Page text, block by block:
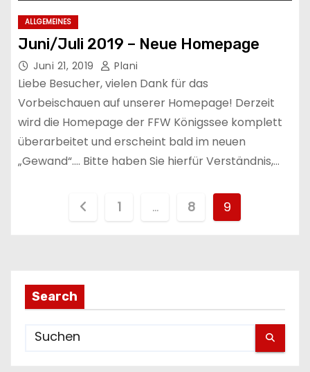
ALLGEMEINES
Juni/Juli 2019 – Neue Homepage
Juni 21, 2019 Plani
Liebe Besucher, vielen Dank für das
Vorbeischauen auf unserer Homepage! Derzeit
wird die Homepage der FFW Königssee komplett
überarbeitet und erscheint bald im neuen
„Gewand“…. Bitte haben Sie hierfür Verständnis,…
t
1 … 8 9
Search